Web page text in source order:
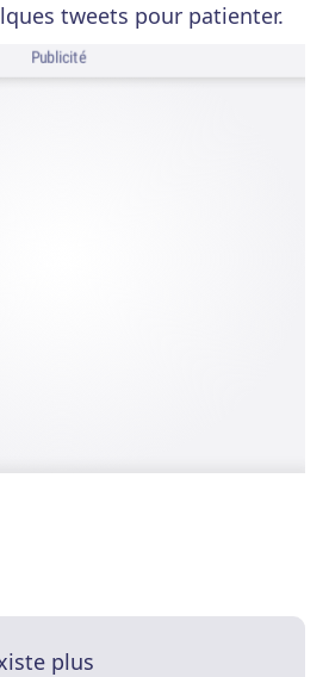
tweets pour patienter.
Publicité
plus